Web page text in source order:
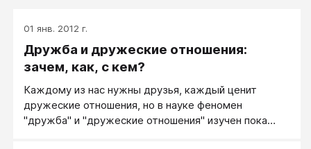
01 янв. 2012 г.
Дружба и дружеские отношения:
зачем, как, с кем?
Каждому из нас нужны друзья, каждый ценит
дружеские отношения, но в науке феномен
"дружба" и "дружеские отношения" изучен пока